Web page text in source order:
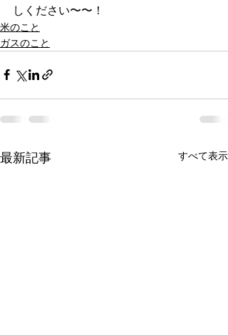
しください〜〜！
米のこと
ガスのこと
最新記事 すべて表示